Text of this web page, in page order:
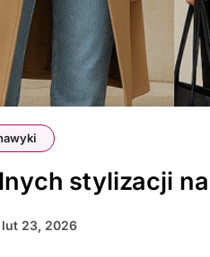
stylizacji
lut 23, 2026